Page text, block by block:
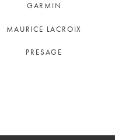
GARMIN
MAURICE LACROIX
PRESAGE